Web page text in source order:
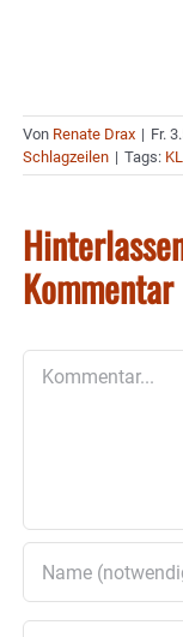
Von Renate Drax | Fr.
Schlagzeilen | Tags:
Kommentar